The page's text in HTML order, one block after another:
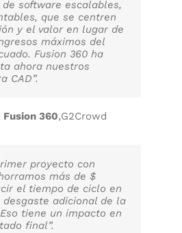
software escalables,
que se centren
y el valor en lugar de
máximos del
Fusion 360 ha
ahora nuestros
CAD”.
Fusion 360,G2Crowd
proyecto con
más de $
el tiempo de ciclo en
adicional de la
tiene un impacto en
final”.